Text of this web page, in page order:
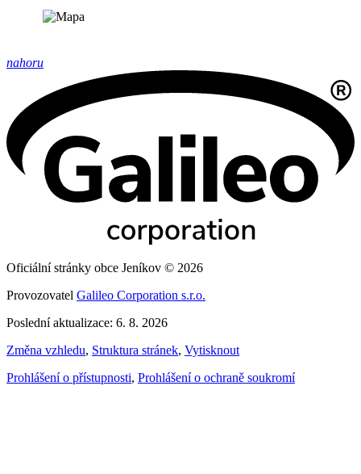
nahoru
Oficiální stránky obce Jeníkov © 2026
Provozovatel Galileo Corporation s.r.o.
Poslední aktualizace: 6. 8. 2026
Změna vzhledu, Struktura stránek, Vytisknout
Prohlášení o přístupnosti, Prohlášení o ochraně soukromí